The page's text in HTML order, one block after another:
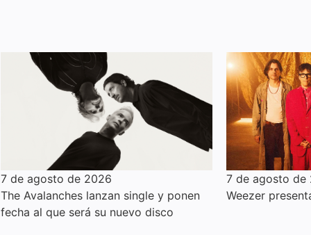
7 de agosto de 2026
The Avalanches lanzan single y ponen
fecha al que será su nuevo disco
7 de agosto de
Weezer